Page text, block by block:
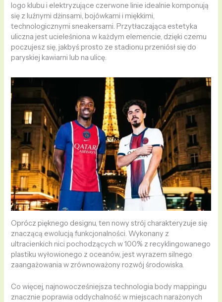
logo klubu i elektryzujące czerwone linie idealnie komponują
się z luźnymi dżinsami, bojówkami i miękkimi,
technologicznymi sneakersami. Przytłaczająca estetyka
uliczna jest ucieleśniona w każdym elemencie, dzięki czemu
poczujesz się, jakbyś prosto ze stadionu przeniósł się do
paryskiej kawiarni lub na ulicę.
Oprócz pięknego designu, ten nowy strój charakteryzuje się
znaczącą ewolucją funkcjonalności. Wykonany z
ultracienkich nici pochodzących w 100% z recyklingowanego
plastiku wyłowionego z oceanów, jest wyrazem silnego
zaangażowania w zrównoważony rozwój środowiska.
Co więcej, najnowocześniejsza technologia body mappingu
znacznie poprawia oddychalność w miejscach narażonych